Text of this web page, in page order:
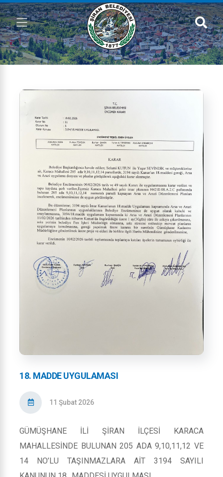
18. MADDE UYGULAMASI
11 Şubat 2026
GÜMÜŞHANE İLİ ŞİRAN İLÇESİ KARACA
MAHALLESİNDE BULUNAN 205 ADA 9,10,11,12 VE
14 NO’LU TAŞINMAZLARA AİT 3194 SAYILI